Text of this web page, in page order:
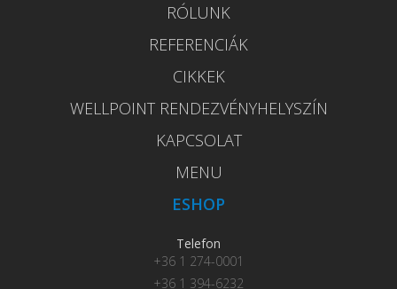
RÓLUNK
REFERENCIÁK
CIKKEK
WELLPOINT RENDEZVÉNYHELYSZÍN
KAPCSOLAT
MENU
ESHOP
Telefon
+36 1 274-0001
+36 1 394-6232